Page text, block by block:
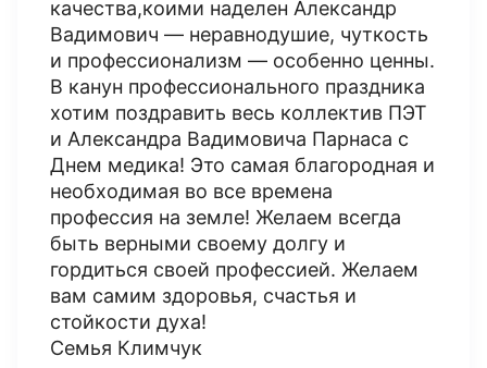
качества,коими наделен Александр
Вадимович — неравнодушие, чуткость
и профессионализм — особенно ценны.
В канун профессионального праздника
хотим поздравить весь коллектив ПЭТ
и Александра Вадимовича Парнаса с
Днем медика! Это самая благородная и
необходимая во все времена
профессия на земле! Желаем всегда
быть верными своему долгу и
гордиться своей профессией. Желаем
вам самим здоровья, счастья и
стойкости духа!
Семья Климчук